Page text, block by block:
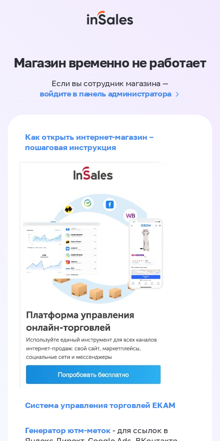
Магазин временно не работает
Если вы сотрудник магазина —
войдите в панель администратора
Как открыть интернет-магазин –
пошаговая инструкция
Система управления торговлей EKAM
Генератор ютм-меток - для ссылок в